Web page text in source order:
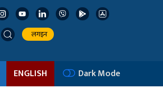
लगइन
ENGLISH Dark Mode